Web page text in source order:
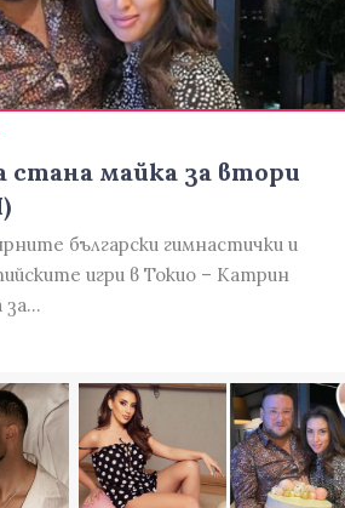
стана майка за втори
български гимнастички и
игри в Токио – Катрин
за…